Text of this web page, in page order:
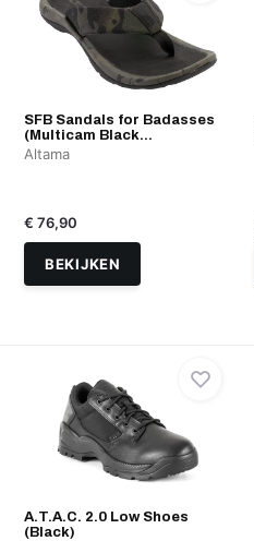
SFB Sandals for Badasses
(Multicam Black...
Altama
€ 76,90
BEKIJKEN
A.T.A.C. 2.0 Low Shoes
(Black)